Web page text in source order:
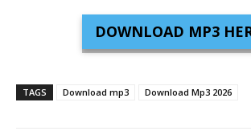
DOWNLOAD MP3
TAGS Download mp3 Download Mp3 2026